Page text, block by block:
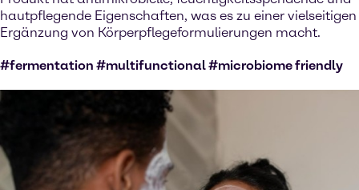
hautpflegende Eigenschaften, was es zu einer vielseitigen
Ergänzung von Körperpflegeformulierungen macht.
#fermentation #multifunctional #microbiome friendly